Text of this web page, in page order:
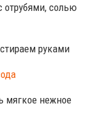
солью
руками
мягкое нежное